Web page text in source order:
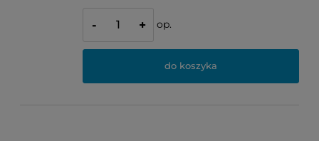
- + op.
do koszyka